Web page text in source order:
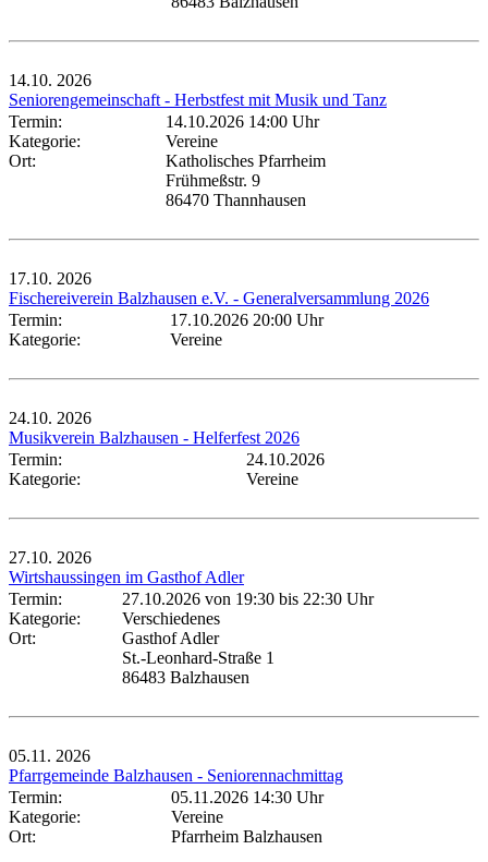
14.10. 2026
Seniorengemeinschaft - Herbstfest mit Musik und Tanz
Termin:
14.10.2026 14:00 Uhr
Kategorie:
Vereine
Ort:
Katholisches Pfarrheim
Frühmeßstr. 9
86470 Thannhausen
17.10. 2026
Fischereiverein Balzhausen e.V. - Generalversammlung 2026
Termin:
17.10.2026 20:00 Uhr
Kategorie:
Vereine
24.10. 2026
Musikverein Balzhausen - Helferfest 2026
Termin:
24.10.2026
Kategorie:
Vereine
27.10. 2026
Wirtshaussingen im Gasthof Adler
Termin:
27.10.2026 von 19:30 bis 22:30 Uhr
Kategorie:
Verschiedenes
Ort:
Gasthof Adler
St.-Leonhard-Straße 1
86483 Balzhausen
05.11. 2026
Pfarrgemeinde Balzhausen - Seniorennachmittag
Termin:
05.11.2026 14:30 Uhr
Kategorie:
Vereine
Ort:
Pfarrheim Balzhausen